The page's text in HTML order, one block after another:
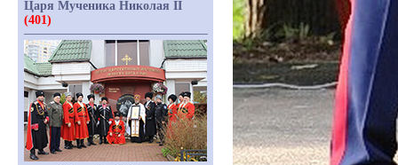
Царя Мученика Николая II
(401)